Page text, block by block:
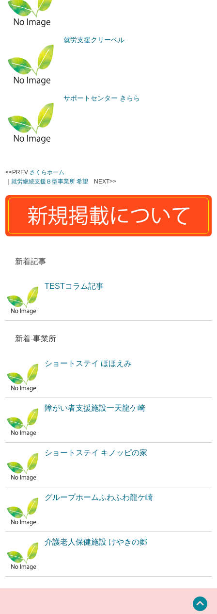
就労支援クリーベル
サポートセンター きらら
<<PREV さくらホーム
｜就労継続支援Ｂ型事業所 希望 NEXT>>
新着記事
TESTコラム記事
新着-事業所
ショートステイ ほほえみ
障がい者支援施設一天龍ケ崎
ショートステイ キノッピの家
グループホームふわふわ龍ケ崎
介護老人保健施設 けやきの郷